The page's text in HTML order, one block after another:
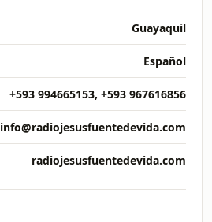
Guayaquil
Español
+593 994665153, +593 967616856
info@radiojesusfuentedevida.com
radiojesusfuentedevida.com